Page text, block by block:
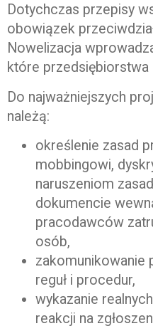
Dotychczas przepisy
obowiązek
Nowelizacja
które przedsiębiorstwa
Do najważniejszych
należą:
określenie zasad
mobbingowi,
naruszeniom
dokumencie
pracodawców
osób,
zakomunikowanie
reguł i procedur,
wykazanie
reakcji na